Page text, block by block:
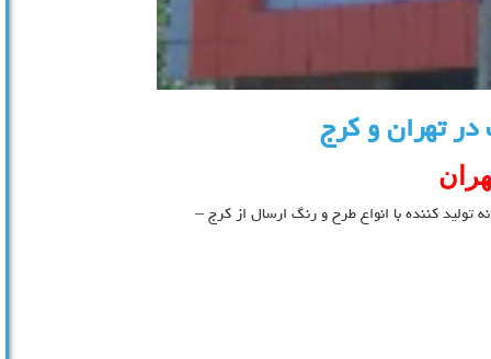
تهران و کرج
کننده با انواع طرح و رنگ ارسال از کرج –